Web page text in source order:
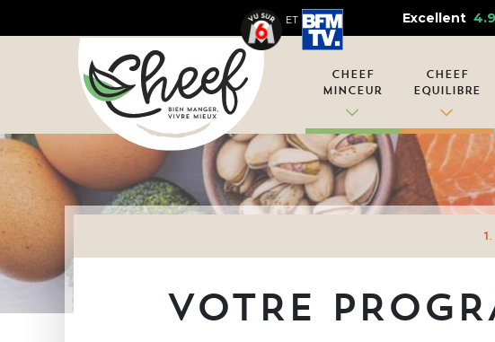
ET Excellent
Cheef
Minceur
Cheef
Equilibre
VOTRE